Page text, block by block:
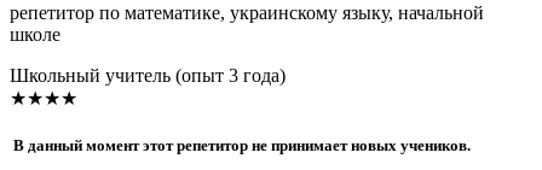
репетитор по математике, украинскому языку, начальной
школе
Школьный учитель (опыт 3 года)
★★★★
В данный момент этот репетитор не принимает новых учеников.